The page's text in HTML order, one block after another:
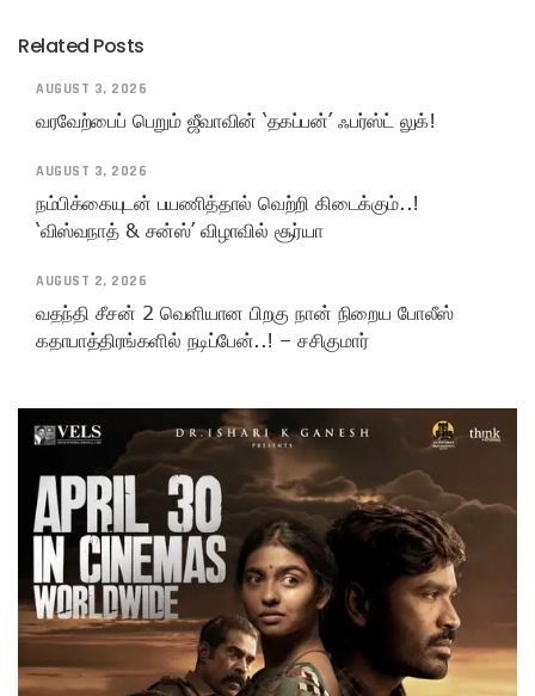
Related Posts
AUGUST 3, 2026
வரவேற்பைப் பெறும் ஜீவாவின் ‘தகப்பன்’ ஃபர்ஸ்ட் லுக்!
AUGUST 3, 2026
நம்பிக்கையுடன் பயணித்தால் வெற்றி கிடைக்கும்..!
‘விஸ்வநாத் & சன்ஸ்’ விழாவில் சூர்யா
AUGUST 2, 2026
வதந்தி சீசன் 2 வெளியான பிறகு நான் நிறைய போலீஸ்
கதாபாத்திரங்களில் நடிப்பேன்..! – சசிகுமார்